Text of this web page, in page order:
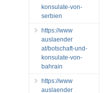
konsulate-von-
serbien
https://www
auslaender
at/botschaft-und-
konsulate-von-
bahrain
https://www
auslaender